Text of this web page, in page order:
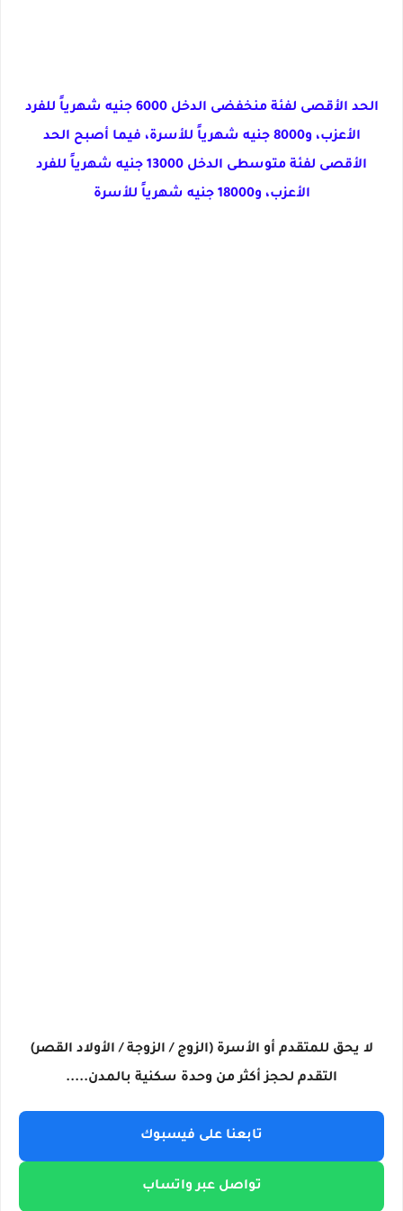
الحد الأقصى لفئة منخفضى الدخل 6000 جنيه شهرياً للفرد
الأعزب، و8000 جنيه شهرياً للأسرة، فيما أصبح الحد
الأقصى لفئة متوسطى الدخل 13000 جنيه شهرياً للفرد
الأعزب، و18000 جنيه شهرياً للأسرة
لا يحق للمتقدم أو الأسرة (الزوج / الزوجة / الأولاد القصر)
التقدم لحجز أكثر من وحدة سكنية بالمدن.....
تابعنا على فيسبوك
تواصل عبر واتساب